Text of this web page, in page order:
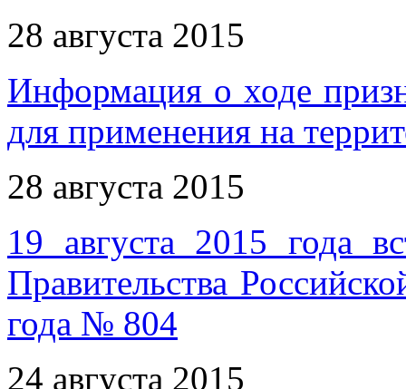
28 августа 2015
Информация о ходе
для применения на
28 августа 2015
19 августа 2015 года
Правительства
года № 804
24 августа 2015